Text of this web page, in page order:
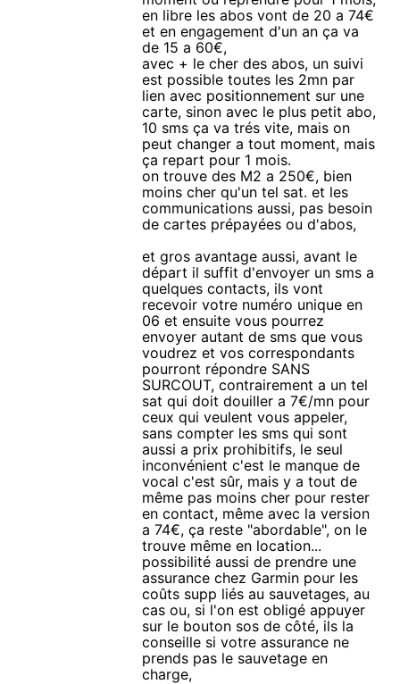
en libre les abos vont de 20 a 74€
et en engagement d'un an ça va
de 15 a 60€,
avec + le cher des abos, un suivi
est possible toutes les 2mn par
lien avec positionnement sur une
carte, sinon avec le plus petit abo,
10 sms ça va trés vite, mais on
peut changer a tout moment, mais
ça repart pour 1 mois.
on trouve des M2 a 250€, bien
moins cher qu'un tel sat. et les
communications aussi, pas besoin
de cartes prépayées ou d'abos,
et gros avantage aussi, avant le
départ il suffit d'envoyer un sms a
quelques contacts, ils vont
recevoir votre numéro unique en
06 et ensuite vous pourrez
envoyer autant de sms que vous
voudrez et vos correspondants
pourront répondre SANS
SURCOUT, contrairement a un tel
sat qui doit douiller a 7€/mn pour
ceux qui veulent vous appeler,
sans compter les sms qui sont
aussi a prix prohibitifs, le seul
inconvénient c'est le manque de
vocal c'est sûr, mais y a tout de
même pas moins cher pour rester
en contact, même avec la version
a 74€, ça reste "abordable", on le
trouve même en location...
possibilité aussi de prendre une
assurance chez Garmin pour les
coûts supp liés au sauvetages, au
cas ou, si l'on est obligé appuyer
sur le bouton sos de côté, ils la
conseille si votre assurance ne
prends pas le sauvetage en
charge,